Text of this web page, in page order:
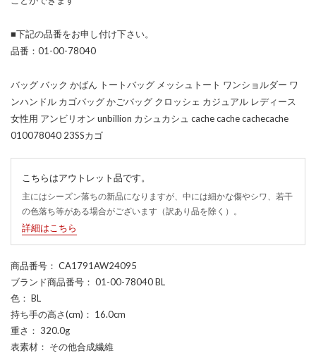
■下記の品番をお申し付け下さい。
品番：01-00-78040
バッグ バック かばん トートバッグ メッシュトート ワンショルダー ワ
ンハンドル カゴバッグ かごバッグ クロッシェ カジュアル レディース
女性用 アンビリオン unbillion カシュカシュ cache cache cachecache
010078040 23SSカゴ
こちらはアウトレット品です。
主にはシーズン落ちの新品になりますが、中には細かな傷やシワ、若干
の色落ち等がある場合がございます（訳あり品を除く）。
詳細はこちら
商品番号 ： CA1791AW24095
ブランド商品番号 ： 01-00-78040 BL
色 ： BL
持ち手の高さ(cm) ： 16.0cm
重さ ： 320.0g
表素材 ： その他合成繊維